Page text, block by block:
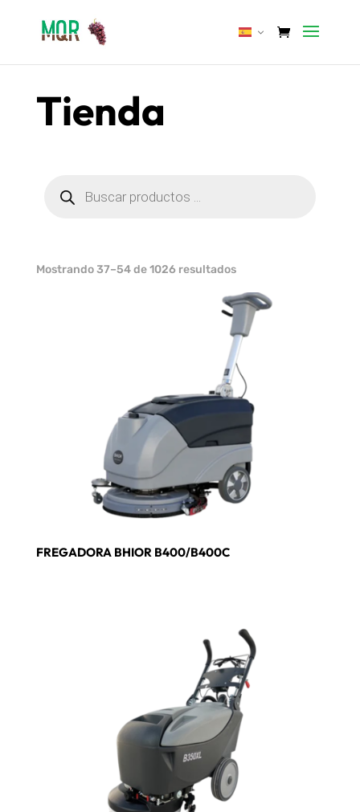
Tienda
productos
Mostrando 37–54 de 1026 resultadosOrdenado
por
últimos
FREGADORA BHIOR B400/B400C